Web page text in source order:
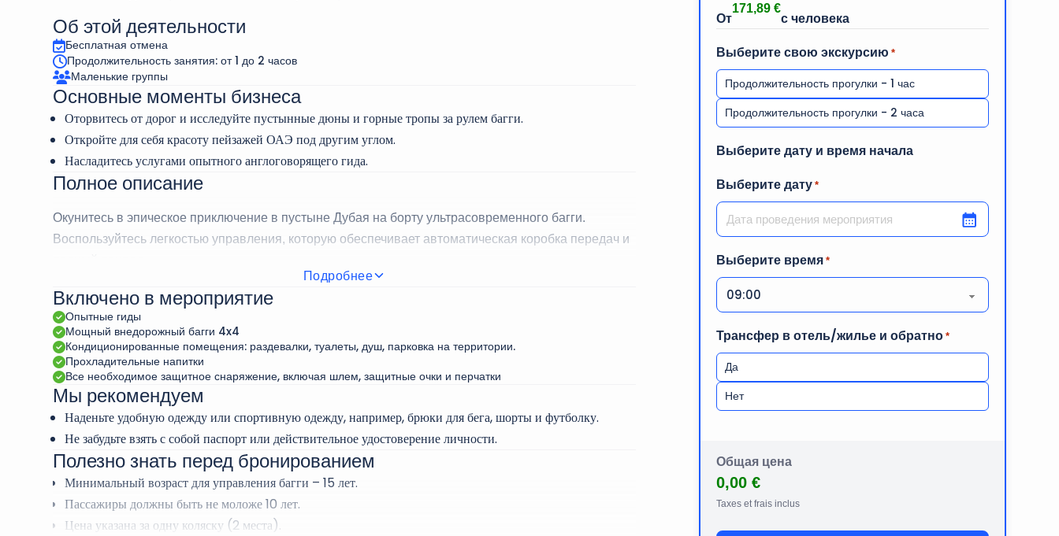
Об этой деятельности
Бесплатная отмена
Продолжительность занятия: от 1 до 2 часов
Маленькие группы
Основные моменты бизнеса
Оторвитесь от дорог и исследуйте пустынные дюны и горные тропы за рулем багги.
Откройте для себя красоту пейзажей ОАЭ под другим углом.
Насладитесь услугами опытного англоговорящего гида.
Полное описание
Окунитесь в эпическое приключение в пустыне Дубая на борту ультрасовременного багги.
Воспользуйтесь легкостью управления, которую обеспечивает автоматическая коробка передач и
Во время этого тура с гидом вы сможете путешествовать в полной безопасности и испытать
острые ощущения от этого быстрого и маневренного транспортного средства. Полюбуйтесь
красотой пустыни во время этого уникального приключения.
Выберите одну из 1-2-часовых ознакомительных или исследовательских экскурсий и покорите
впечатляющие дюны, такие как Большая Красная или Розовая скала.
Подробнее
Включено в мероприятие
Опытные гиды
Мощный внедорожный багги 4x4
Кондиционированные помещения: раздевалки, туалеты, душ, парковка на территории.
Прохладительные напитки
Все необходимое защитное снаряжение, включая шлем, защитные очки и перчатки
Мы рекомендуем
Наденьте удобную одежду или спортивную одежду, например, брюки для бега, шорты и футболку.
Не забудьте взять с собой паспорт или действительное удостоверение личности.
Полезно знать перед бронированием
Минимальный возраст для управления багги – 15 лет.
Пассажиры должны быть не моложе 10 лет.
Цена указана за одну коляску (2 места).
171,89 €
Выберите свою экскурсию *
Продолжительность прогулки - 1 час
Продолжительность прогулки - 2 часа
Выберите дату и время начала
Выберите дату *
ДД слеш ММ слеш ГГГГ
Выберите время *
Трансфер в отель/жилье и обратно *
Да
Нет
Общая цена
0,00 €
Taxes et frais inclus